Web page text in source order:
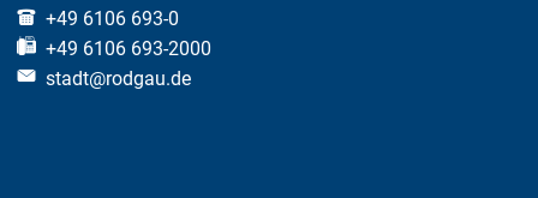
+49 6106 693-0
+49 6106 693-2000
stadt@rodgau.de